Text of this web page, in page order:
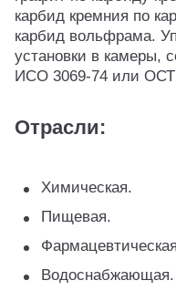
карбид кремния по
карбид вольфрама.
установки в камеры,
ИСО 3069-74 или ОСТ
Отрасли:
Химическая.
Пищевая.
Водоснабжающая.